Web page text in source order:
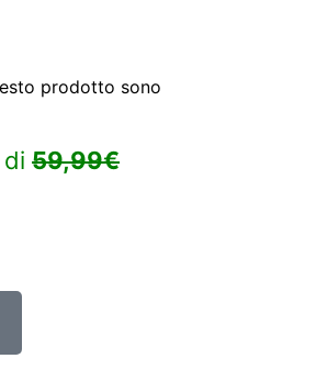
prodotto sono
59,99€